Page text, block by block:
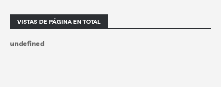
VISTAS DE PÁGINA EN TOTAL
undefned